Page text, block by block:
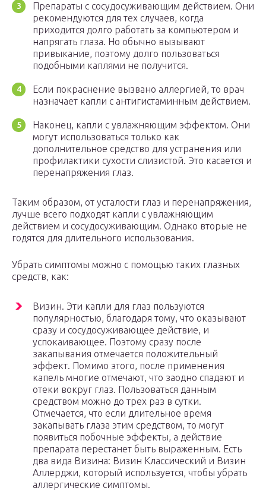
Препараты с сосудосуживающим действием. Они
рекомендуются для тех случаев, когда
приходится долго работать за компьютером и
напрягать глаза. Но обычно вызывают
привыкание, поэтому долго пользоваться
подобными каплями не получится.
Если покраснение вызвано аллергией, то врач
назначает капли с антигистаминным действием.
Наконец, капли с увлажняющим эффектом. Они
могут использоваться только как
дополнительное средство для устранения или
профилактики сухости слизистой. Это касается и
перенапряжения глаз.
Таким образом, от усталости глаз и перенапряжения,
лучше всего подходят капли с увлажняющим
действием и сосудосуживающим. Однако вторые не
годятся для длительного использования.
Убрать симптомы можно с помощью таких глазных
средств, как:
Визин. Эти капли для глаз пользуются
популярностью, благодаря тому, что оказывают
сразу и сосудосуживающее действие, и
успокаивающее. Поэтому сразу после
закапывания отмечается положительный
эффект. Помимо этого, после применения
капель многие отмечают, что заодно спадают и
отеки вокруг глаз. Пользоваться данным
средством можно до трех раз в сутки.
Отмечается, что если длительное время
закапывать глаза этим средством, то могут
появиться побочные эффекты, а действие
препарата перестанет быть выраженным. Есть
два вида Визина: Визин Классический и Визин
Аллерджи, который используется, чтобы убрать
аллергические симптомы.